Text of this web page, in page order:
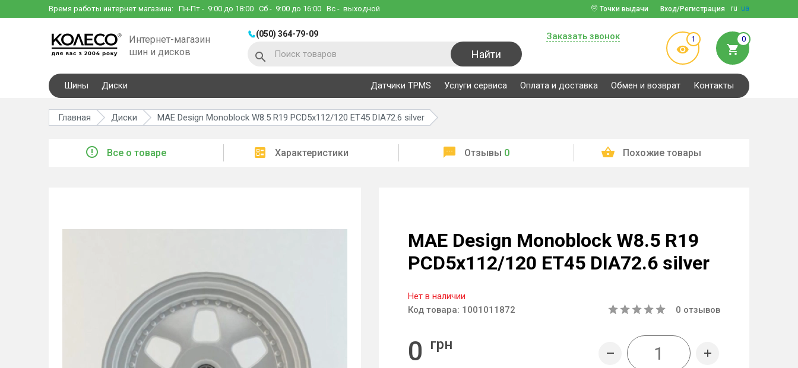
Время работы интернет магазина: Пн-Пт - 9:00 до 18:00 Сб - 9:00 до 16:00 Вс - выходной ru ua
Вход/Регистрация
Точки выдачи
Интернет-магазин
шин и дисков
(050) 364-79-09
Найти
Заказать звонок 1 0
Шины Диски Датчики TPMS Услуги сервиса Оплата и доставка Обмен и возврат Контакты
Главная Диски MAE Design Monoblock W8.5 R19 PCD5x112/120 ET45 DIA72.6 silver
Все о товаре Характеристики Отзывы 0 Похожие товары
MAE Design Monoblock W8.5 R19
PCD5x112/120 ET45 DIA72.6 silver
Нет в наличии
Код товара: 1001011872 0 отзывов
0 грн